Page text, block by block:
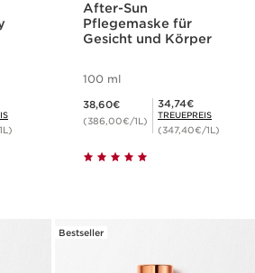
After-Sun
Pflegemaske für
Gesicht und Körper
100 ml
38,60€
(386,00€/1L)
Mitgliederpreis 34,74€
34,74€
TREUEPREIS
(347,40€/1L)
Bestseller